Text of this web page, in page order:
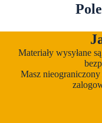
Materiały wysyłane
Masz